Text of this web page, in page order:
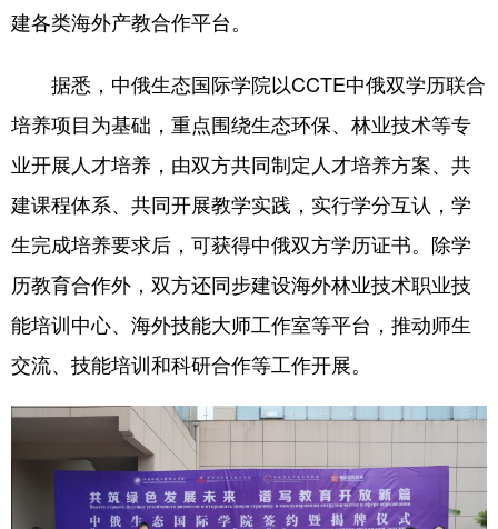
公益 一带一路 亚太网 上市公司
地方频道
北京 天津 河北 山西
辽宁 吉林 上海 江苏
浙江 安徽 福建
山东 河南 湖北 湖南
广东 广西 海南 重庆
贵州 云南 西藏
建各类海外产教合作平台。
据悉，中俄生态国际学院以CCTE中俄双学历联合
培养项目为基础，重点围绕生态环保、林业技术等专
业开展人才培养，由双方共同制定人才培养方案、共
建课程体系、共同开展教学实践，实行学分互认，学
生完成培养要求后，可获得中俄双方学历证书。除学
历教育合作外，双方还同步建设海外林业技术职业技
能培训中心、海外技能大师工作室等平台，推动师生
交流、技能培训和科研合作等工作开展。